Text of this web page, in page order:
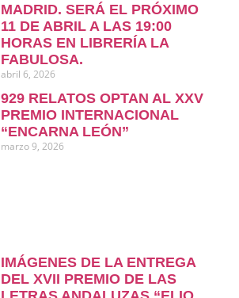
MADRID. SERÁ EL PRÓXIMO
11 DE ABRIL A LAS 19:00
HORAS EN LIBRERÍA LA
FABULOSA.
abril 6, 2026
929 RELATOS OPTAN AL XXV
PREMIO INTERNACIONAL
“ENCARNA LEÓN”
marzo 9, 2026
IMÁGENES DE LA ENTREGA
DEL XVII PREMIO DE LAS